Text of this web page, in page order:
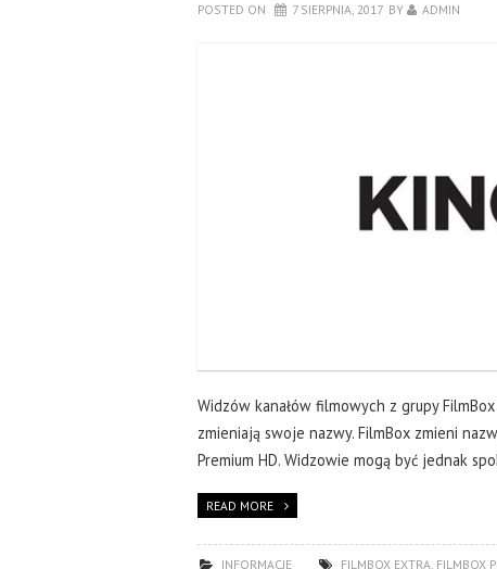
POSTED ON 7 SIERPNIA, 2017 BY ADMIN
Widzów kanałów filmowych z grupy
zmieniają swoje nazwy. FilmBox zmieni
Premium HD. Widzowie mogą być jednak
READ MORE
INFORMACJE FILMBOX EXTRA FILMBOX